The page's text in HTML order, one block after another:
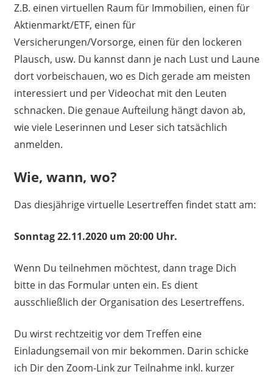
Z.B. einen virtuellen Raum für Immobilien, einen für
Aktienmarkt/ETF, einen für
Versicherungen/Vorsorge, einen für den lockeren
Plausch, usw. Du kannst dann je nach Lust und Laune
dort vorbeischauen, wo es Dich gerade am meisten
interessiert und per Videochat mit den Leuten
schnacken. Die genaue Aufteilung hängt davon ab,
wie viele Leserinnen und Leser sich tatsächlich
anmelden.
Wie, wann, wo?
Das diesjährige virtuelle Lesertreffen findet statt am:
Sonntag 22.11.2020 um 20:00 Uhr.
Wenn Du teilnehmen möchtest, dann trage Dich
bitte in das Formular unten ein. Es dient
ausschließlich der Organisation des Lesertreffens.
Du wirst rechtzeitig vor dem Treffen eine
Einladungsemail von mir bekommen. Darin schicke
ich Dir den Zoom-Link zur Teilnahme inkl. kurzer